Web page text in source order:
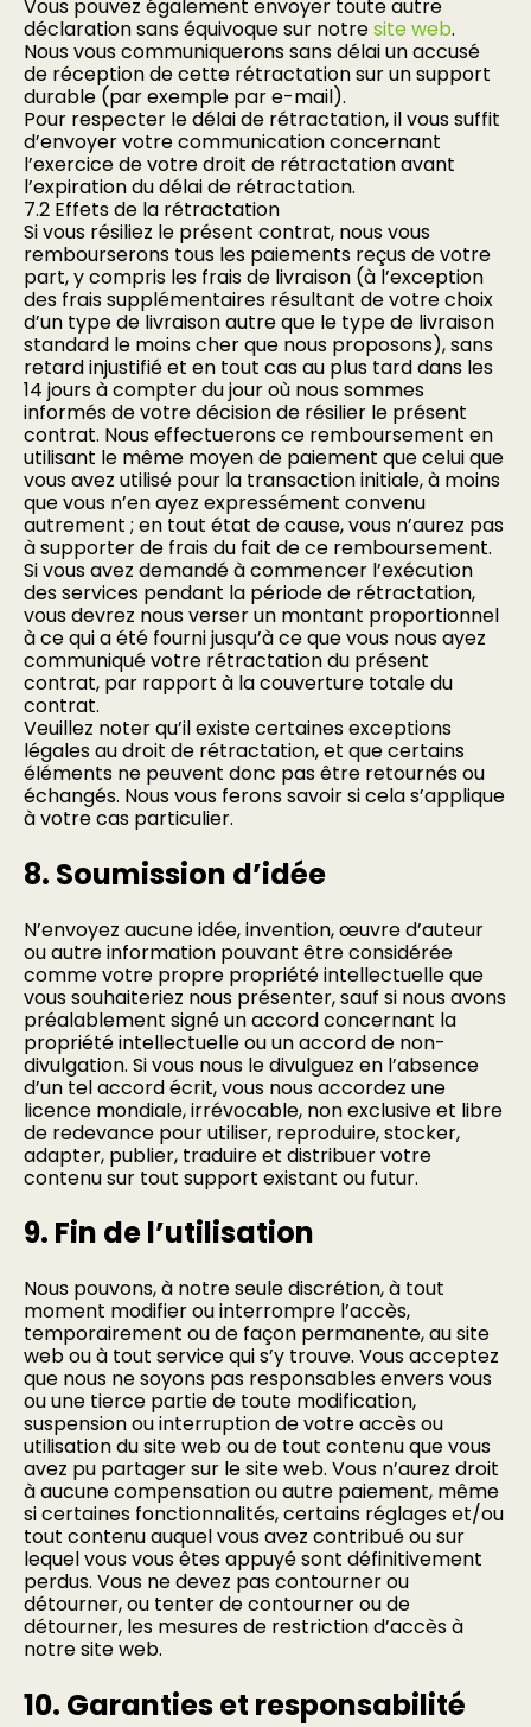
Vous pouvez également envoyer toute autre
déclaration sans équivoque sur notresite web.
Nous vous communiquerons sans délai un accusé
de réception de cette rétractation sur un support
durable (par exemple par e-mail).
Pour respecter le délai de rétractation, il vous suffit
d’envoyer votre communication concernant
l’exercice de votre droit de rétractation avant
l’expiration du délai de rétractation.
7.2 Effets de la rétractation
Si vous résiliez le présent contrat, nous vous
rembourserons tous les paiements reçus de votre
part, y compris les frais de livraison (à l’exception
des frais supplémentaires résultant de votre choix
d’un type de livraison autre que le type de livraison
standard le moins cher que nous proposons), sans
retard injustifié et en tout cas au plus tard dans les
14 jours à compter du jour où nous sommes
informés de votre décision de résilier le présent
contrat. Nous effectuerons ce remboursement en
utilisant le même moyen de paiement que celui que
vous avez utilisé pour la transaction initiale, à moins
que vous n’en ayez expressément convenu
autrement ; en tout état de cause, vous n’aurez pas
à supporter de frais du fait de ce remboursement.
Si vous avez demandé à commencer l’exécution
des services pendant la période de rétractation,
vous devrez nous verser un montant proportionnel
à ce qui a été fourni jusqu’à ce que vous nous ayez
communiqué votre rétractation du présent
contrat, par rapport à la couverture totale du
contrat.
Veuillez noter qu’il existe certaines exceptions
légales au droit de rétractation, et que certains
éléments ne peuvent donc pas être retournés ou
échangés. Nous vous ferons savoir si cela s’applique
à votre cas particulier.
8. Soumission d’idée
N’envoyez aucune idée, invention, œuvre d’auteur
ou autre information pouvant être considérée
comme votre propre propriété intellectuelle que
vous souhaiteriez nous présenter, sauf si nous avons
préalablement signé un accord concernant la
propriété intellectuelle ou un accord de non-
divulgation. Si vous nous le divulguez en l’absence
d’un tel accord écrit, vous nous accordez une
licence mondiale, irrévocable, non exclusive et libre
de redevance pour utiliser, reproduire, stocker,
adapter, publier, traduire et distribuer votre
contenu sur tout support existant ou futur.
9. Fin de l’utilisation
Nous pouvons, à notre seule discrétion, à tout
moment modifier ou interrompre l’accès,
temporairement ou de façon permanente, au site
web ou à tout service qui s’y trouve. Vous acceptez
que nous ne soyons pas responsables envers vous
ou une tierce partie de toute modification,
suspension ou interruption de votre accès ou
utilisation du site web ou de tout contenu que vous
avez pu partager sur le site web. Vous n’aurez droit
à aucune compensation ou autre paiement, même
si certaines fonctionnalités, certains réglages et/ou
tout contenu auquel vous avez contribué ou sur
lequel vous vous êtes appuyé sont définitivement
perdus. Vous ne devez pas contourner ou
détourner, ou tenter de contourner ou de
détourner, les mesures de restriction d’accès à
notre site web.
10. Garanties et responsabilité